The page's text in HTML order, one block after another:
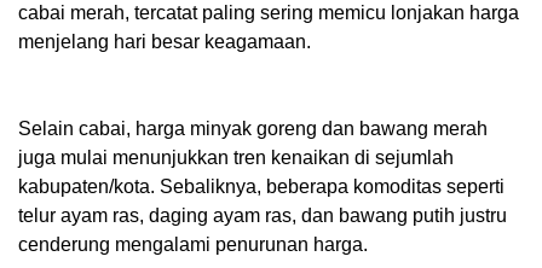
cabai merah, tercatat paling sering memicu lonjakan harga
menjelang hari besar keagamaan.
Selain cabai, harga minyak goreng dan bawang merah
juga mulai menunjukkan tren kenaikan di sejumlah
kabupaten/kota. Sebaliknya, beberapa komoditas seperti
telur ayam ras, daging ayam ras, dan bawang putih justru
cenderung mengalami penurunan harga.